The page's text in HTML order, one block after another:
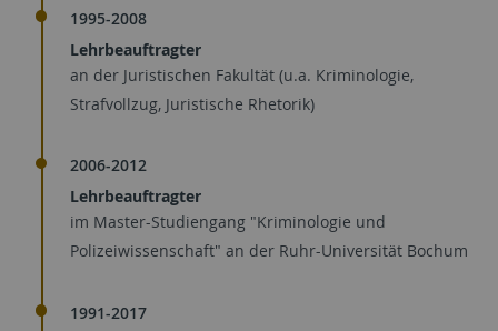
1995-2008
Lehrbeauftragter
an der Juristischen Fakultät (u.a. Kriminologie,
Strafvollzug, Juristische Rhetorik)
2006-2012
Lehrbeauftragter
im Master-Studiengang "Kriminologie und
Polizeiwissenschaft" an der Ruhr-Universität Bochum
1991-2017